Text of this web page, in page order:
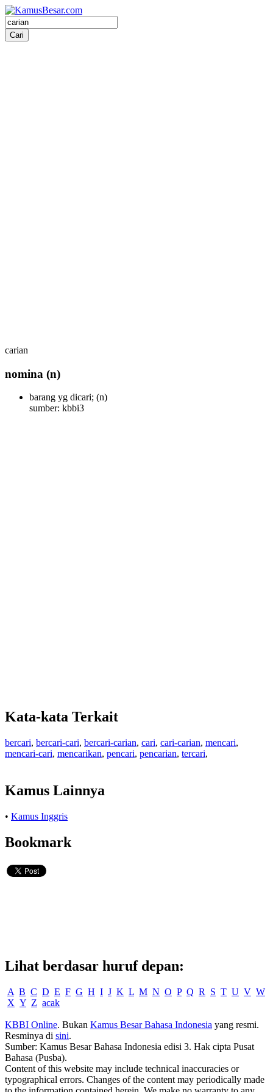
carian
nomina (n)
barang yg dicari; (n)
sumber: kbbi3
Kata-kata Terkait
bercari, bercari-cari, bercari-carian, cari, cari-carian, mencari,
mencari-cari, mencarikan, pencari, pencarian, tercari,
Kamus Lainnya
• Kamus Inggris
Bookmark
Lihat berdasar huruf depan:
A B C D E F G H I J K L M N O P Q R S T U V W
X Y Z acak
KBBI Online. Bukan Kamus Besar Bahasa Indonesia yang resmi.
Resminya di sini.
Sumber: Kamus Besar Bahasa Indonesia edisi 3. Hak cipta Pusat
Bahasa (Pusba).
Content of this website may include technical inaccuracies or
typographical errors. Changes of the content may periodically made